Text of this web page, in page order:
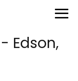
Edson,